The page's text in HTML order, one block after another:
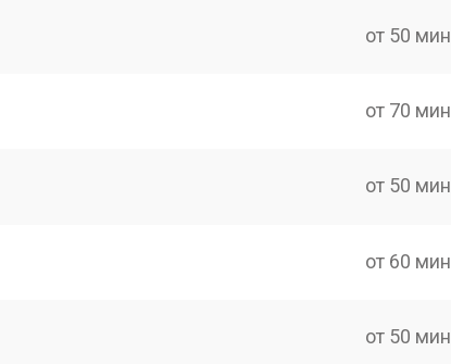
от 50 мин
от 70 мин
от 50 мин
от 60 мин
от 50 мин